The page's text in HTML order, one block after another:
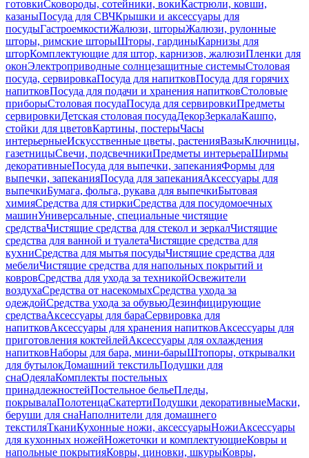
готовкиСковороды, сотейники, вокиКастрюли, ковши,
казаныПосуда для СВЧКрышки и аксессуары для
посудыГастроемкостиЖалюзи, шторыЖалюзи, рулонные
шторы, римские шторыШторы, гардиныКарнизы для
шторКомплектующие для штор, карнизов, жалюзиПленки для
оконЭлектроприводные солнцезащитные системыСтоловая
посуда, сервировкаПосуда для напитковПосуда для горячих
напитковПосуда для подачи и хранения напитковСтоловые
приборыСтоловая посудаПосуда для сервировкиПредметы
сервировкиДетская столовая посудаДекорЗеркалаКашпо,
стойки для цветовКартины, постерыЧасы
интерьерныеИскусственные цветы, растенияВазыКлючницы,
газетницыСвечи, подсвечникиПредметы интерьераШирмы
декоративныеПосуда для выпечки, запеканияФормы для
выпечки, запеканияПосуда для запеканияАксессуары для
выпечкиБумага, фольга, рукава для выпечкиБытовая
химияСредства для стиркиСредства для посудомоечных
машинУниверсальные, специальные чистящие
средстваЧистящие средства для стекол и зеркалЧистящие
средства для ванной и туалетаЧистящие средства для
кухниСредства для мытья посудыЧистящие средства для
мебелиЧистящие средства для напольных покрытий и
ковровСредства для ухода за техникойОсвежители
воздухаСредства от насекомыхСредства ухода за
одеждойСредства ухода за обувьюДезинфицирующие
средстваАксессуары для бараСервировка для
напитковАксессуары для хранения напитковАксессуары для
приготовления коктейлейАксессуары для охлаждения
напитковНаборы для бара, мини-барыШтопоры, открывалки
для бутылокДомашний текстильПодушки для
снаОдеялаКомплекты постельных
принадлежностейПостельное бельеПледы,
покрывалаПолотенцаСкатертиПодушки декоративныеМаски,
беруши для снаНаполнители для домашнего
текстиляТканиКухонные ножи, аксессуарыНожиАксессуары
для кухонных ножейНожеточки и комплектующиеКовры и
напольные покрытияКовры, циновки, шкурыКовры,